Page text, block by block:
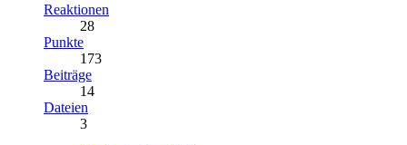
Reaktionen
28
Punkte
173
Beiträge
14
Dateien
3